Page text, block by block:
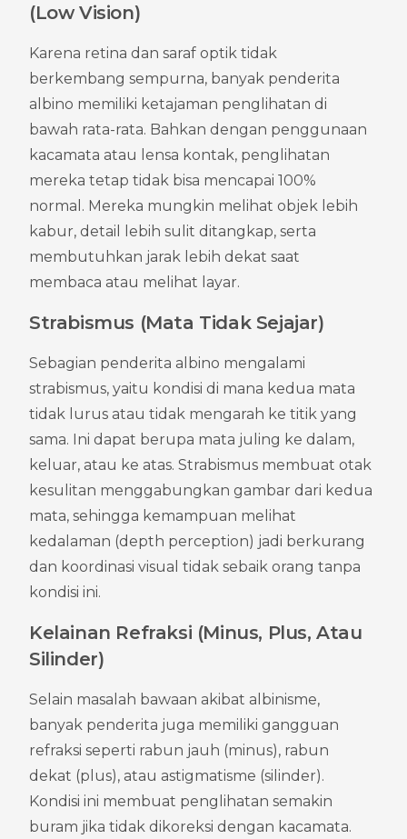
(Low Vision)
Karena retina dan saraf optik tidak
berkembang sempurna, banyak penderita
albino memiliki ketajaman penglihatan di
bawah rata-rata. Bahkan dengan penggunaan
kacamata atau lensa kontak, penglihatan
mereka tetap tidak bisa mencapai 100%
normal. Mereka mungkin melihat objek lebih
kabur, detail lebih sulit ditangkap, serta
membutuhkan jarak lebih dekat saat
membaca atau melihat layar.
Strabismus (Mata Tidak Sejajar)
Sebagian penderita albino mengalami
strabismus, yaitu kondisi di mana kedua mata
tidak lurus atau tidak mengarah ke titik yang
sama. Ini dapat berupa mata juling ke dalam,
keluar, atau ke atas. Strabismus membuat otak
kesulitan menggabungkan gambar dari kedua
mata, sehingga kemampuan melihat
kedalaman (depth perception) jadi berkurang
dan koordinasi visual tidak sebaik orang tanpa
kondisi ini.
Kelainan Refraksi (Minus, Plus, Atau
Silinder)
Selain masalah bawaan akibat albinisme,
banyak penderita juga memiliki gangguan
refraksi seperti rabun jauh (minus), rabun
dekat (plus), atau astigmatisme (silinder).
Kondisi ini membuat penglihatan semakin
buram jika tidak dikoreksi dengan kacamata.